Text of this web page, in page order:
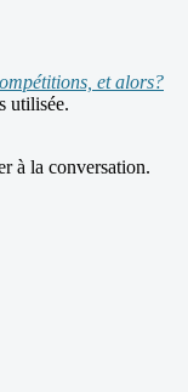
et alors?
utilisée.
à la conversation.